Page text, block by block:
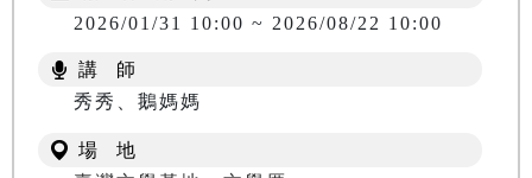
2026/01/31 10:00 ~ 2026/08/22 10:00
講 師
秀秀、鵝媽媽
場 地